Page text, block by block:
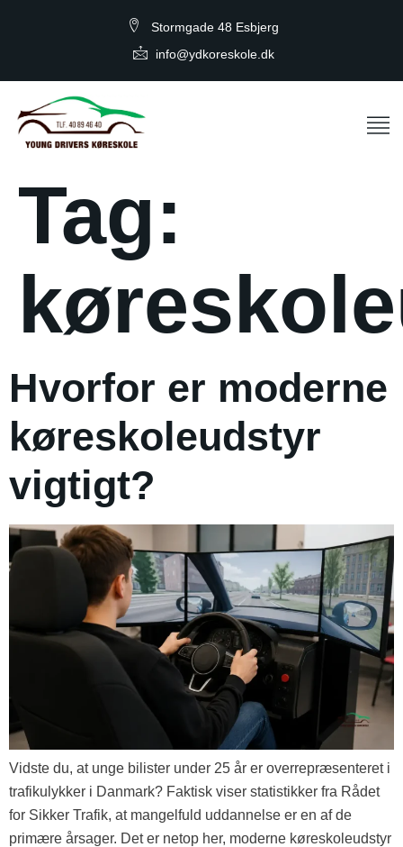
Stormgade 48 Esbjerg
info@ydkoreskole.dk
Tag:
Hvorfor er moderne
køreskoleudstyr
vigtigt?
Vidste du, at unge bilister under 25 år er overrepræsenteret i
trafikulykker i Danmark? Faktisk viser statistikker fra Rådet
for Sikker Trafik, at mangelfuld uddannelse er en af de
primære årsager. Det er netop her, moderne køreskoleudstyr